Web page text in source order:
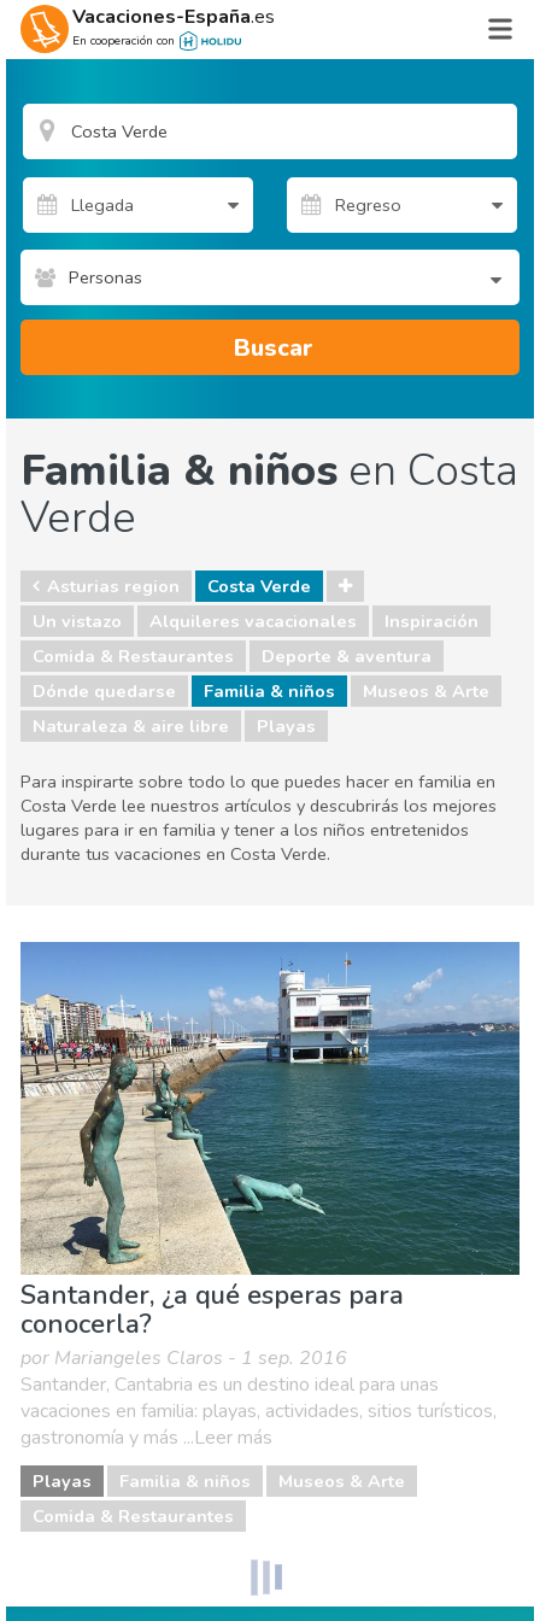
Vacaciones-España.es
En cooperación con
Personas
Buscar
Familia & niños en Costa
Verde
Asturias region
Costa Verde
Un vistazo
Alquileres vacacionales
Inspiración
Comida & Restaurantes
Deporte & aventura
Dónde quedarse
Familia & niños
Museos & Arte
Naturaleza & aire libre
Playas
Para inspirarte sobre todo lo que puedes hacer en familia en
Costa Verde lee nuestros artículos y descubrirás los mejores
lugares para ir en familia y tener a los niños entretenidos
durante tus vacaciones en Costa Verde.
Deporte & aventura
Dónde quedarse
Familia & niños
Museos & Arte
Naturaleza & aire libre
Playas
Santander, ¿a qué esperas para
conocerla?
por Mariangeles Claros - 1 sep. 2016
Santander, Cantabria es un destino ideal para unas
vacaciones en familia: playas, actividades, sitios turísticos,
gastronomía y más ...Leer más
Playas Familia & niños
Museos & Arte
Comida & Restaurantes